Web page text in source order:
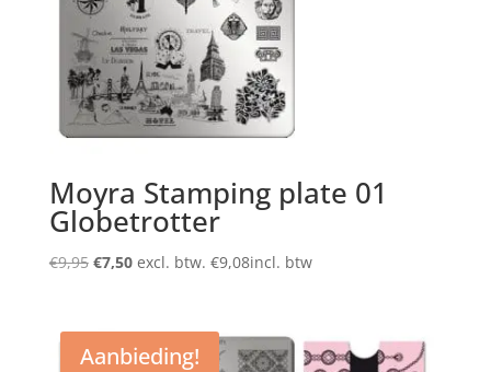
Moyra Stamping plate 01
Globetrotter
€9,95 Oorspronkelijke
€9,95.
€7,50Huidige
€7,50.
excl. btw. €9,08incl. btw
Aanbieding!